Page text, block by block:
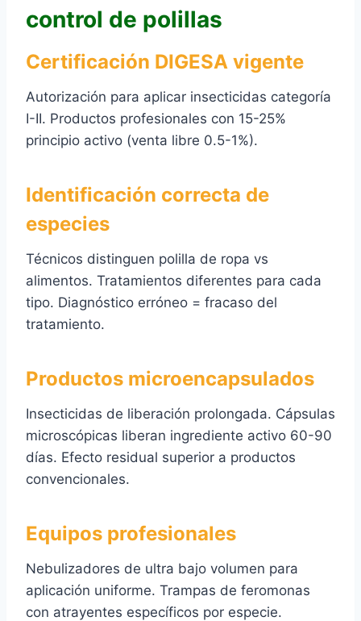
control de polillas
Certificación DIGESA vigente
Autorización para aplicar insecticidas categoría
I-II. Productos profesionales con 15-25%
principio activo (venta libre 0.5-1%).
Identificación correcta de
especies
Técnicos distinguen polilla de ropa vs
alimentos. Tratamientos diferentes para cada
tipo. Diagnóstico erróneo = fracaso del
tratamiento.
Productos microencapsulados
Insecticidas de liberación prolongada. Cápsulas
microscópicas liberan ingrediente activo 60-90
días. Efecto residual superior a productos
convencionales.
Equipos profesionales
Nebulizadores de ultra bajo volumen para
aplicación uniforme. Trampas de feromonas
con atrayentes específicos por especie.